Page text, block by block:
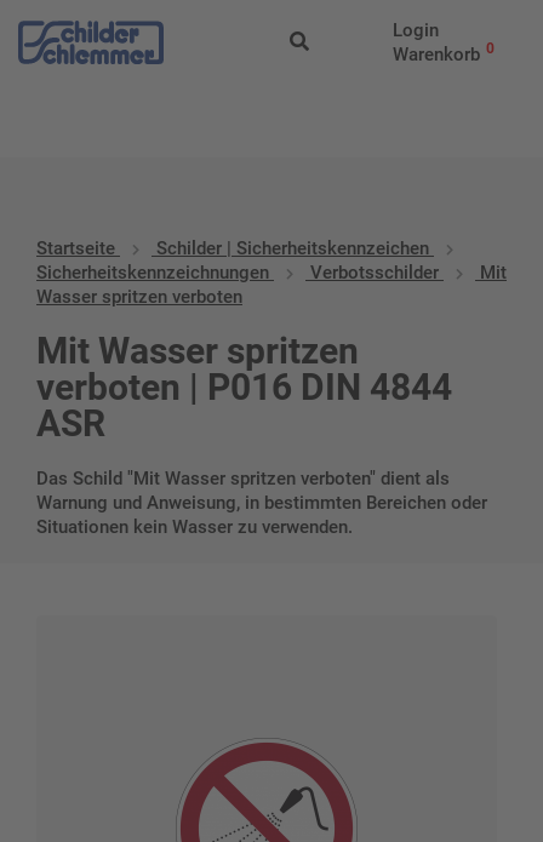
Login
Warenkorb 0
Sicherheitskennzeichen
Sicherheitskennzeichnungen
Wasser spritzen verboten
Startseite
Schilder | Sicherheitskennzeichen
Sicherheitskennzeichnungen
Verbotsschilder
Mit
Wasser spritzen verboten
Mit Wasser spritzen
verboten | P016 DIN 4844
ASR
Das Schild "Mit Wasser spritzen verboten" dient als
Warnung und Anweisung, in bestimmten Bereichen oder
Situationen kein Wasser zu verwenden.